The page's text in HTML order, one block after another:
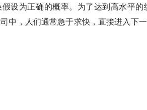
设为正确的概率。为了达到高水平
中，人们通常急于求快，直接进入下